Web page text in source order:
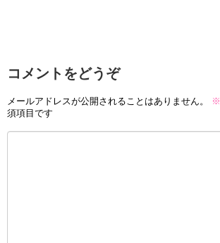
コメントをどうぞ
メールアドレスが公開されることはありません。 ※
須項目です